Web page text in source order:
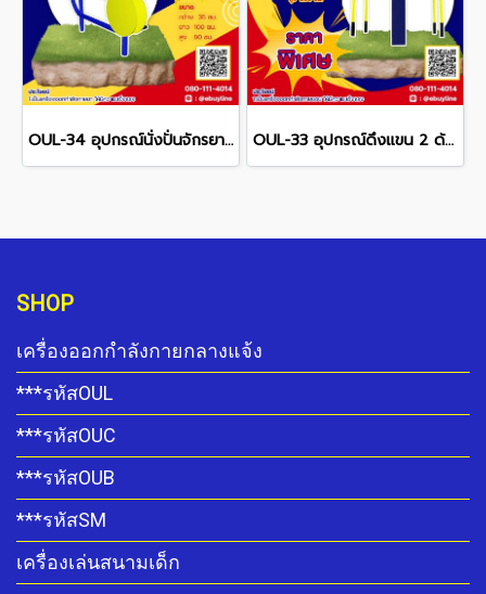
OUL-34 อุปกรณ์นั่งปั่นจักรยาน OUL-33 อุปกรณ์ดึงแขน 2 ด้าน
SHOP
เครื่องออกกำลังกายกลางแจ้ง
***รหัสOUL
***รหัสOUC
***รหัสOUB
***รหัสSM
เครื่องเล่นสนามเด็ก